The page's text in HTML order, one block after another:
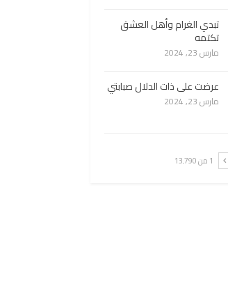
تبدي الغرام وأهل العشق
تكتمه
مارس 23, 2024
عرضت على ذات الدلال صبابتي
مارس 23, 2024
1 من 13٬790